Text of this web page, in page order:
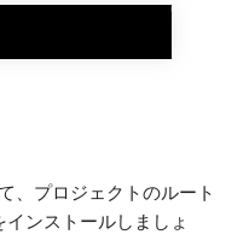
、プロジェクトのルート
ンストールしましょ